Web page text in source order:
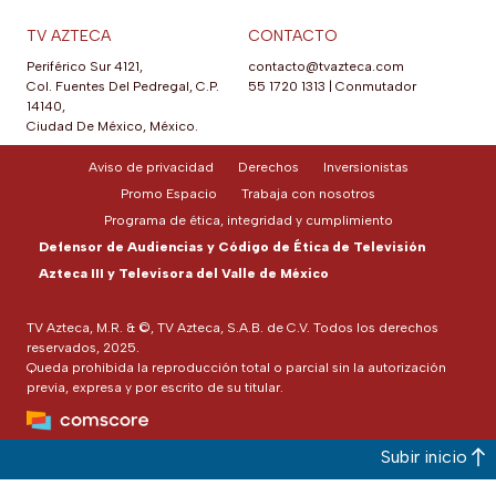
TV AZTECA
Periférico Sur 4121,
Col. Fuentes Del Pedregal, C.P.
14140,
Ciudad De México, México.
CONTACTO
contacto@tvazteca.com
55 1720 1313
Conmutador
TV Azteca, M.R. & ©, TV Azteca, S.A.B. de C.V. Todos los derechos
reservados, 2025.
Queda prohibida la reproducción total o parcial sin la autorización
previa, expresa y por escrito de su titular.
Aviso de privacidad Derechos
Inversionistas
Promo Espacio
Trabaja con nosotros
Programa de ética, integridad y cumplimiento
Defensor de Audiencias y Código de Ética de Televisión
Azteca III y Televisora del Valle de México
Subir inicio